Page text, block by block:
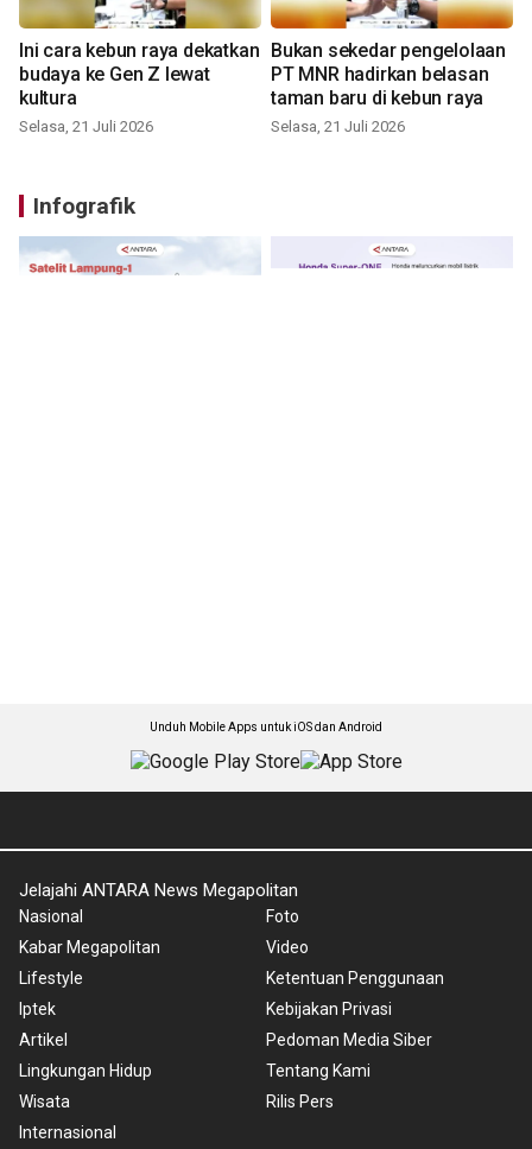
Ini cara kebun raya dekatkan
budaya ke Gen Z lewat
kultura
Selasa, 21 Juli 2026
Bukan sekedar pengelolaan
PT MNR hadirkan belasan
taman baru di kebun raya
Selasa, 21 Juli 2026
Infografik
Unduh Mobile Apps untuk iOS dan Android
Jelajahi ANTARA News Megapolitan
Nasional
Kabar Megapolitan
Lifestyle
Iptek
Artikel
Lingkungan Hidup
Wisata
Internasional
Foto
Video
Ketentuan Penggunaan
Kebijakan Privasi
Pedoman Media Siber
Tentang Kami
Rilis Pers